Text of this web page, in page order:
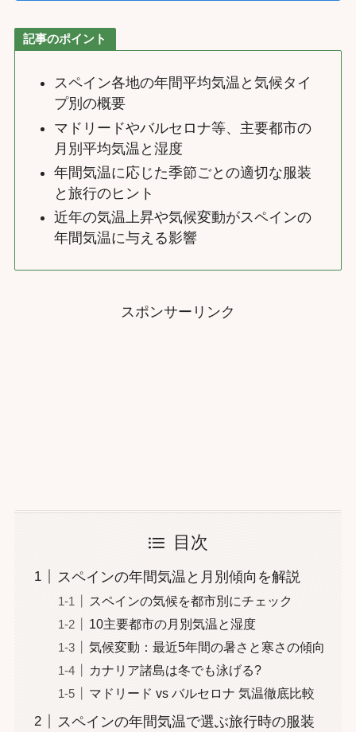
記事のポイント
スペイン各地の年間平均気温と気候タイ
プ別の概要
マドリードやバルセロナ等、主要都市の
月別平均気温と湿度
年間気温に応じた季節ごとの適切な服装
と旅行のヒント
近年の気温上昇や気候変動がスペインの
年間気温に与える影響
スポンサーリンク
目次
スペインの年間気温と月別傾向を解説
スペインの気候を都市別にチェック
10主要都市の月別気温と湿度
気候変動：最近5年間の暑さと寒さの傾向
カナリア諸島は冬でも泳げる?
マドリード vs バルセロナ 気温徹底比較
スペインの年間気温で選ぶ旅行時の服装